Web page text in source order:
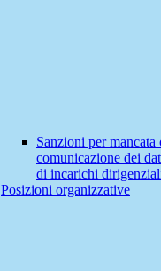
Sanzioni per mancata
comunicazione dei
di incarichi
Posizioni organizzative